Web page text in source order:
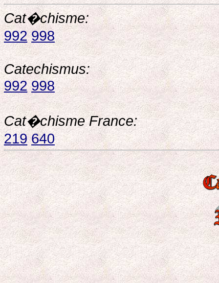
Cat�chisme:
992 998
Catechismus:
992 998
Cat�chisme France:
219 640